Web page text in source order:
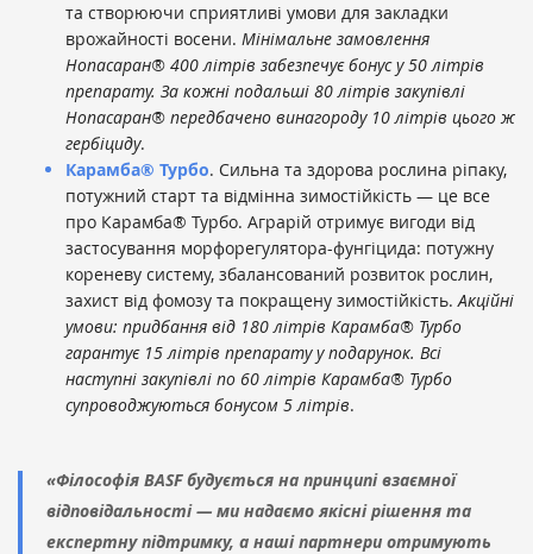
та створюючи сприятливі умови для закладки
врожайності восени. Мінімальне замовлення
Нопасаран® 400 літрів забезпечує бонус у 50 літрів
препарату. За кожні подальші 80 літрів закупівлі
Нопасаран® передбачено винагороду 10 літрів цього ж
гербіциду.
Карамба® Турбо. Сильна та здорова рослина ріпаку,
потужний старт та відмінна зимостійкість — це все
про Карамба® Турбо. Аграрій отримує вигоди від
застосування морфорегулятора-фунгіцида: потужну
кореневу систему, збалансований розвиток рослин,
захист від фомозу та покращену зимостійкість.Акційні
умови: придбання від 180 літрів Карамба® Турбо
гарантує 15 літрів препарату у подарунок. Всі
наступні закупівлі по 60 літрів Карамба® Турбо
супроводжуються бонусом 5 літрів.
«Філософія BASF будується на принципі взаємної
відповідальності — ми надаємо якісні рішення та
експертну підтримку, а наші партнери отримують